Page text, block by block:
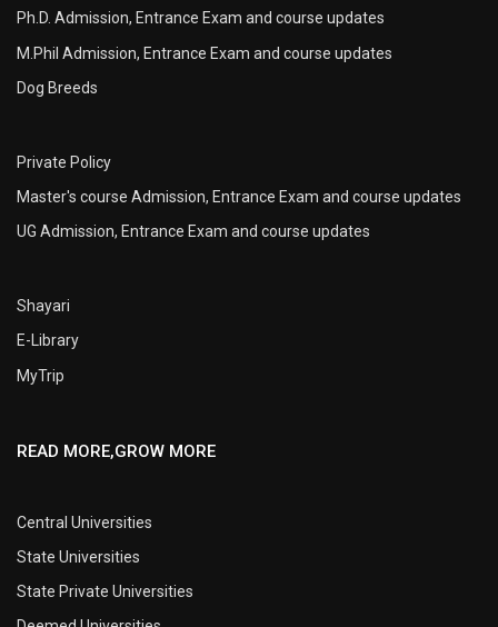
Ph.D. Admission, Entrance Exam and course updates
M.Phil Admission, Entrance Exam and course updates
Dog Breeds
Private Policy
Master's course Admission, Entrance Exam and course updates
UG Admission, Entrance Exam and course updates
Shayari
E-Library
MyTrip
READ MORE,GROW MORE
Central Universities
State Universities
State Private Universities